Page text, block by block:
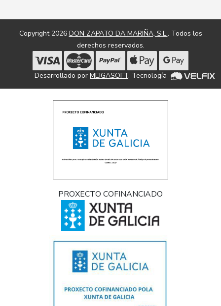
Copyright 2026 DON ZAPATO DA MARIÑA, S.L.. Todos los
derechos reservados.
Desarrollado por MEIGASOFT. Tecnología
PROXECTO COFINANCIADO